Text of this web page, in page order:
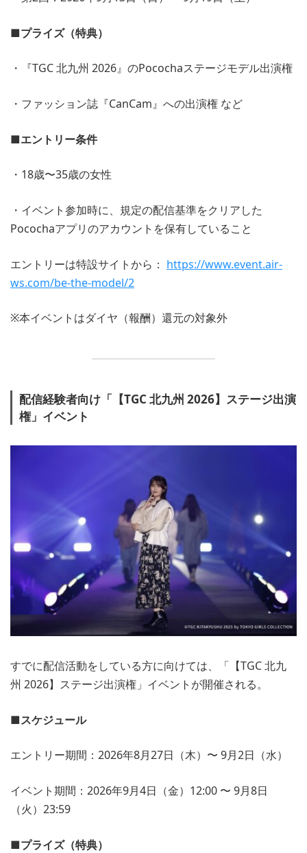
■プライズ（特典）
・『TGC 北九州 2026』のPocochaステージモデル出演権
・ファッション誌『CanCam』への出演権 など
■エントリー条件
・18歳〜35歳の女性
・イベント参加時に、規定の配信基準をクリアした
Pocochaアプリのアカウントを保有していること
エントリーは特設サイトから： https://www.event.air-
ws.com/be-the-model/2
※本イベントはダイヤ（報酬）還元の対象外
配信経験者向け「【TGC 北九州 2026】ステージ出演
権」イベント
すでに配信活動をしている方に向けては、「【TGC 北九
州 2026】ステージ出演権」イベントが開催される。
■スケジュール
エントリー期間：2026年8月27日（木）〜 9月2日（水）
イベント期間：2026年9月4日（金）12:00 〜 9月8日
（火）23:59
■プライズ（特典）